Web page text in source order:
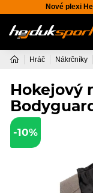
Nové plexi
Hráč Nákrčníky
Hokejový
-10%